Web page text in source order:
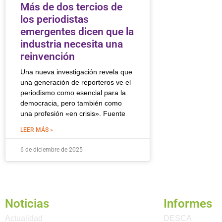
Más de dos tercios de
los periodistas
emergentes dicen que la
industria necesita una
reinvención
Una nueva investigación revela que
una generación de reporteros ve el
periodismo como esencial para la
democracia, pero también como
una profesión «en crisis». Fuente
LEER MÁS »
6 de diciembre de 2025
Noticias
Actualidad
Informes
DESCA